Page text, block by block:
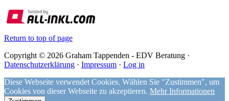
Return to top of page
Copyright © 2026 Graham Tappenden - EDV Beratung ·
Datenschutzerklärung · Impressum · Log in
Diese Webseite verwendet Cookies. Wählen Sie "Zustimmen", um
Cookies von dieser Webseite zu akzeptieren. Mehr Informationen